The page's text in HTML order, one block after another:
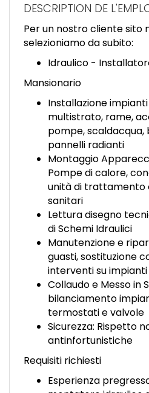
IT
DE
ES
PT
DESCRIPTION DE
Per un nostro cliente sito
selezioniamo da subito:
Idraulico -
Mansionario
Installazione impianti
multistrato, rame,
pompe, scaldacqua,
pannelli radianti
Montaggio
Pompe di calore,
unità di trattamento
sanitari
Lettura disegno
di Schemi Idraulici
Manutenzione e
guasti, sostituzione
interventi su
Collaudo e Messo in
bilanciamento
termostati e valvole
Sicurezza: Rispetto
antinfortunistiche
Requisiti richiesti
Esperienza